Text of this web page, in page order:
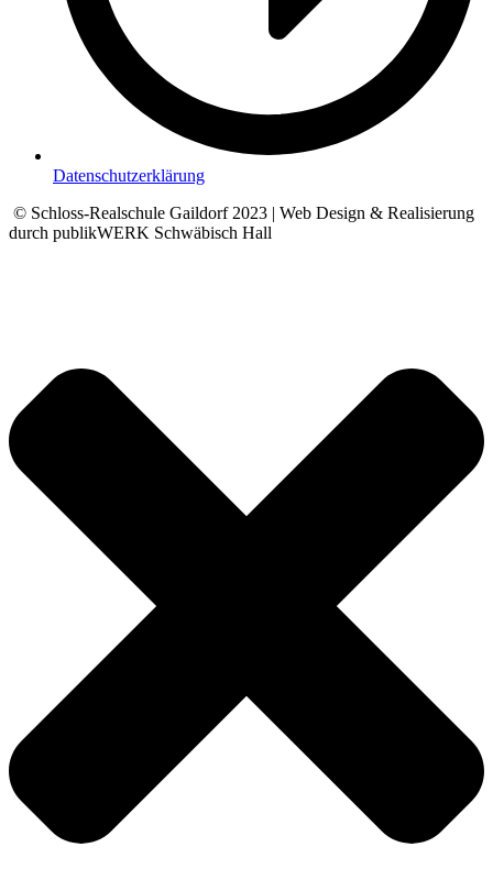
Datenschutzerklärung
© Schloss-Realschule Gaildorf 2023 | Web Design & Realisierung
durch publikWERK Schwäbisch Hall